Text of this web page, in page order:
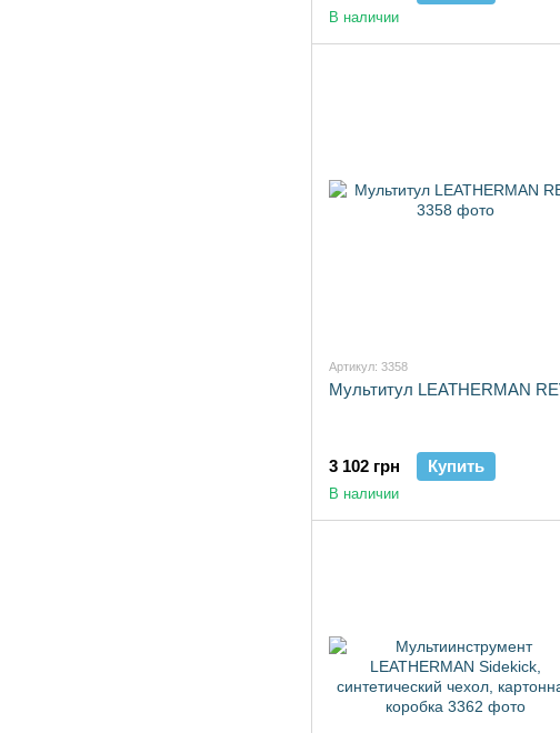
В наличии
Артикул: 3358
Мультитул LEATHERMAN
3 102 грн Купить
В наличии